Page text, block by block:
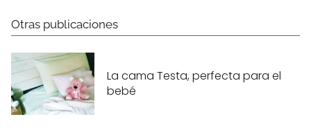
Otras publicaciones
La cama Testa, perfecta para el
bebé